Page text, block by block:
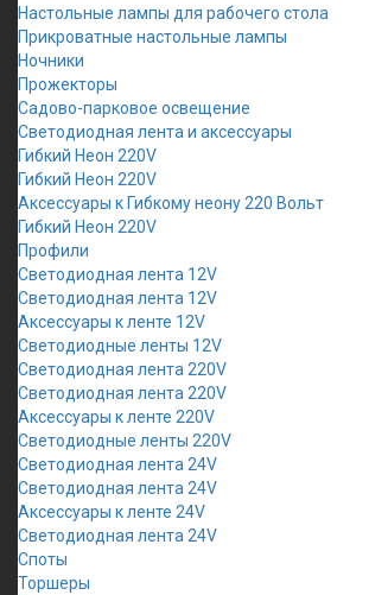
Настольные лампы для рабочего стола
Прикроватные настольные лампы
Ночники
Прожекторы
Садово-парковое освещение
Светодиодная лента и аксессуары
Гибкий Неон 220V
Гибкий Неон 220V
Аксессуары к Гибкому неону 220 Вольт
Гибкий Неон 220V
Профили
Светодиодная лента 12V
Светодиодная лента 12V
Аксессуары к ленте 12V
Светодиодные ленты 12V
Светодиодная лента 220V
Светодиодная лента 220V
Аксессуары к ленте 220V
Светодиодные ленты 220V
Светодиодная лента 24V
Светодиодная лента 24V
Аксессуары к ленте 24V
Светодиодная лента 24V
Споты
Торшеры